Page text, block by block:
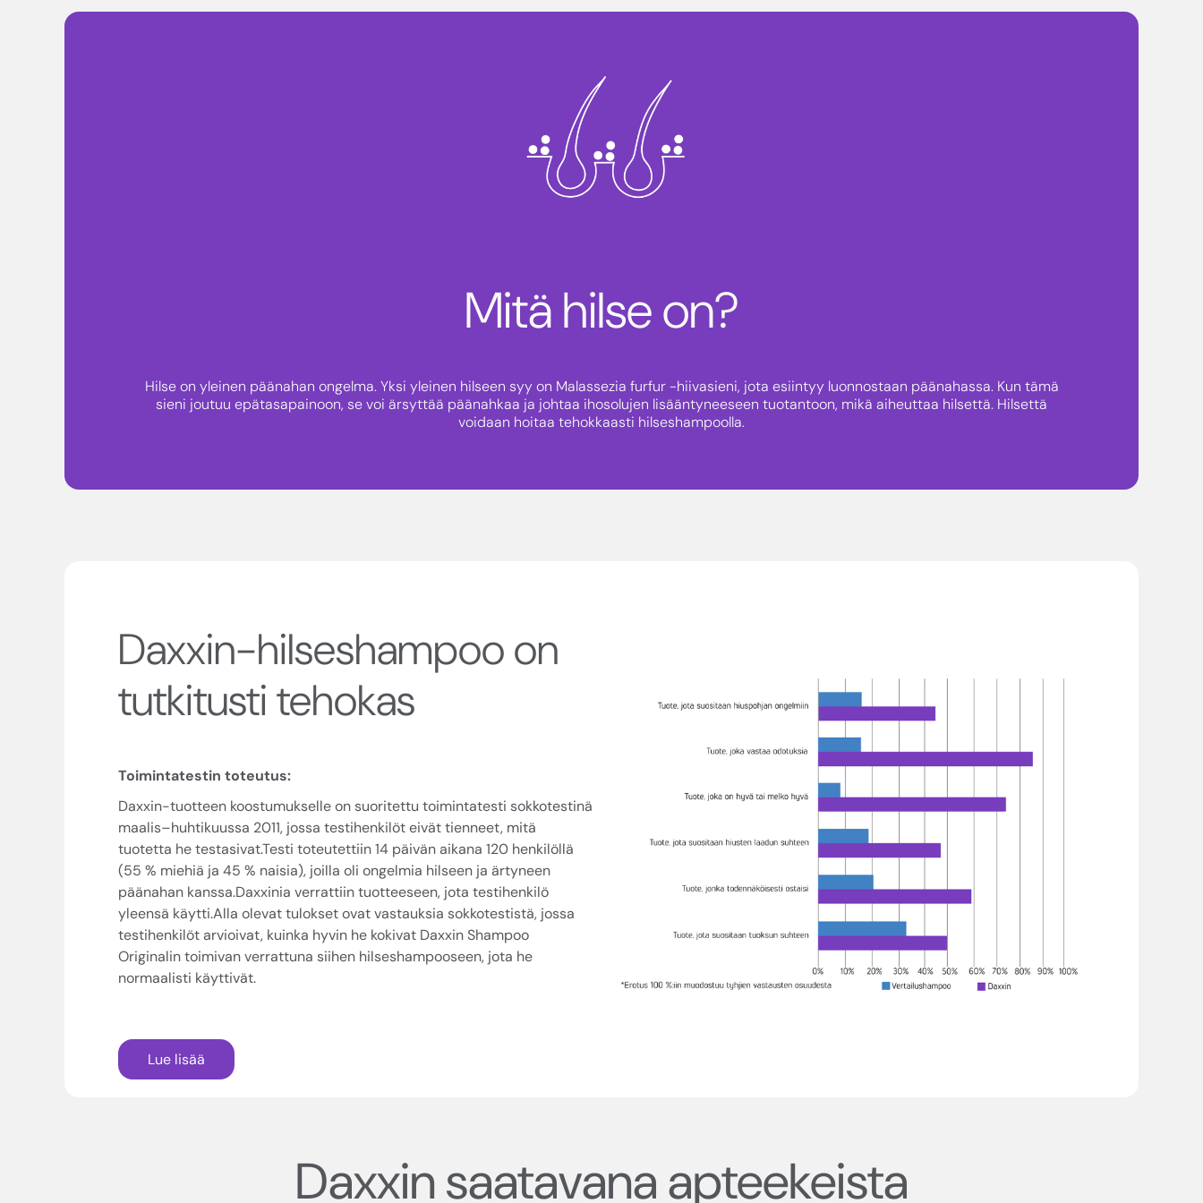
Mitä hilse on?
Hilse on yleinen päänahan ongelma. Yksi yleinen hilseen syy on Malassezia furfur -hiivasieni, jota esiintyy luonnostaan päänahassa. Kun tämä
sieni joutuu epätasapainoon, se voi ärsyttää päänahkaa ja johtaa ihosolujen lisääntyneeseen tuotantoon, mikä aiheuttaa hilsettä. Hilsettä
voidaan hoitaa tehokkaasti hilseshampoolla.
Daxxin-hilseshampoo on
tutkitusti tehokas
Toimintatestin toteutus:
Daxxin-tuotteen koostumukselle on suoritettu toimintatesti sokkotestinä
maalis–huhtikuussa 2011, jossa testihenkilöt eivät tienneet, mitä
tuotetta he testasivat.Testi toteutettiin 14 päivän aikana 120 henkilöllä
(55 % miehiä ja 45 % naisia), joilla oli ongelmia hilseen ja ärtyneen
päänahan kanssa.Daxxinia verrattiin tuotteeseen, jota testihenkilö
yleensä käytti.Alla olevat tulokset ovat vastauksia sokkotestistä, jossa
testihenkilöt arvioivat, kuinka hyvin he kokivat Daxxin Shampoo
Originalin toimivan verrattuna siihen hilseshampooseen, jota he
normaalisti käyttivät.
Lue lisää
Daxxin saatavana apteekeista